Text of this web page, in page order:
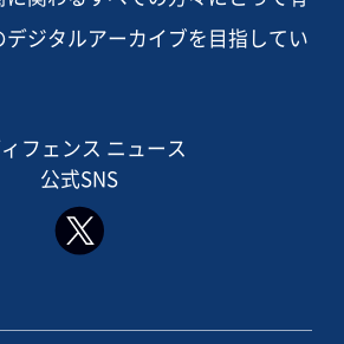
ジタルアーカイブを目指してい
フェンス ニュース
公式SNS